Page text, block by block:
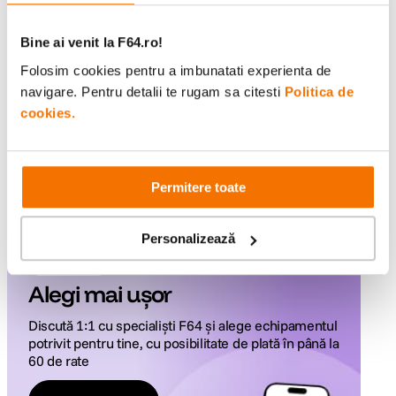
Bine ai venit la F64.ro!
Folosim cookies pentru a imbunatati experienta de
navigare. Pentru detalii te rugam sa citesti Politica de
cookies.
Permitere toate
Personalizează
Se afișează 12 din 19 rezultate
Servicii F64
Alegi mai ușor
Discută 1:1 cu specialiști F64 și alege echipamentul
potrivit pentru tine, cu posibilitate de plată în până la
60 de rate